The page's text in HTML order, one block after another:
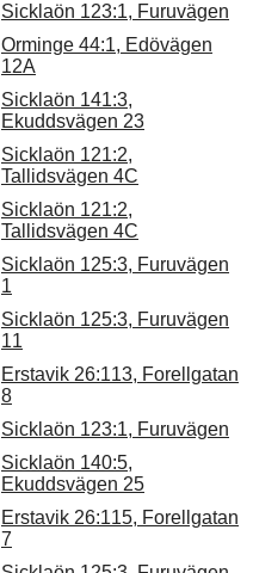
Sicklaön 123:1, Furuvägen
Orminge 44:1, Edövägen
12A
Sicklaön 141:3,
Ekuddsvägen 23
Sicklaön 121:2,
Tallidsvägen 4C
Sicklaön 121:2,
Tallidsvägen 4C
Sicklaön 125:3, Furuvägen
1
Sicklaön 125:3, Furuvägen
11
Erstavik 26:113, Forellgatan
8
Sicklaön 123:1, Furuvägen
Sicklaön 140:5,
Ekuddsvägen 25
Erstavik 26:115, Forellgatan
7